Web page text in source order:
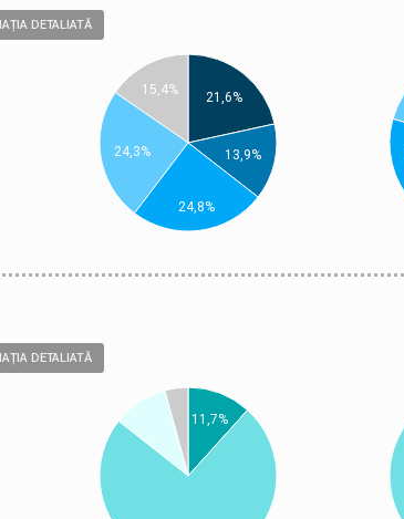
DETALIATĂ
21,6%
13,9%
15,4%
24,3%
24,8%
DETALIATĂ
11,7%